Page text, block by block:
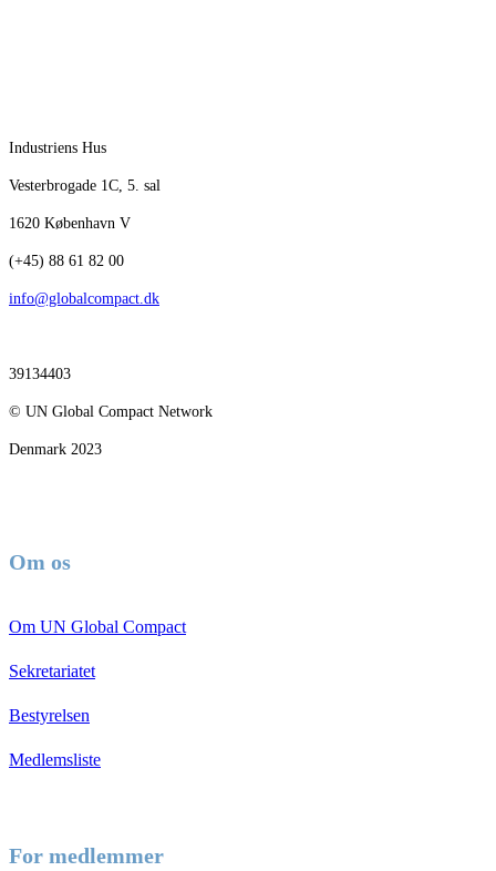
Industriens Hus
Vesterbrogade 1C, 5. sal
1620 København V
(+45) 88 61 82 00
info@globalcompact.dk
39134403
© UN Global Compact Network
Denmark 2023
Om os
Om UN Global Compact
Sekretariatet
Bestyrelsen
Medlemsliste
For medlemmer